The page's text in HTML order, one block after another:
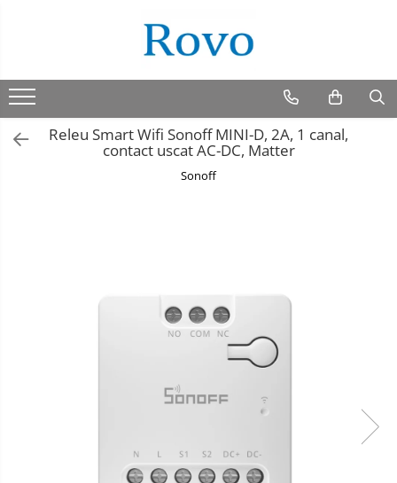
Releu Smart Wifi Sonoff MINI-D, 2A, 1 canal,
contact uscat AC-DC, Matter
Sonoff